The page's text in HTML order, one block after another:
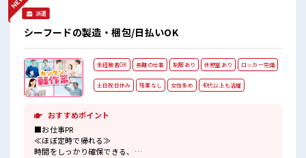
派遣
シーフードの製造・梱包/日払いOK
未経験者OK 長期の仕事 制服あり 休憩室あり ロッカー完備
土日祝日休み 残業なし 女性多め 40代以上も活躍
おすすめポイント
■お仕事PR
≪ほぼ定時で帰れる≫
時間をしっかり確保できる、